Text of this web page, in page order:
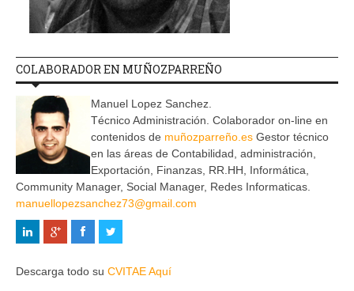
COLABORADOR EN MUÑOZPARREÑO
Manuel Lopez Sanchez.
Técnico Administración. Colaborador on-line en
contenidos de muñozparreño.es Gestor técnico
en las áreas de Contabilidad, administración,
Exportación, Finanzas, RR.HH, Informática,
Community Manager, Social Manager, Redes Informaticas.
manuellopezsanchez73@gmail.com
Descarga todo su CVITAE Aquí